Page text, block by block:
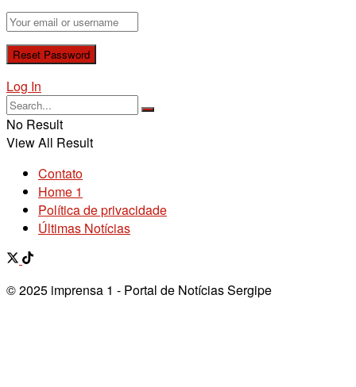
Log In
No Result
View All Result
Contato
Home 1
Política de privacidade
Últimas Notícias
© 2025 imprensa 1 - Portal de Notícias Sergipe